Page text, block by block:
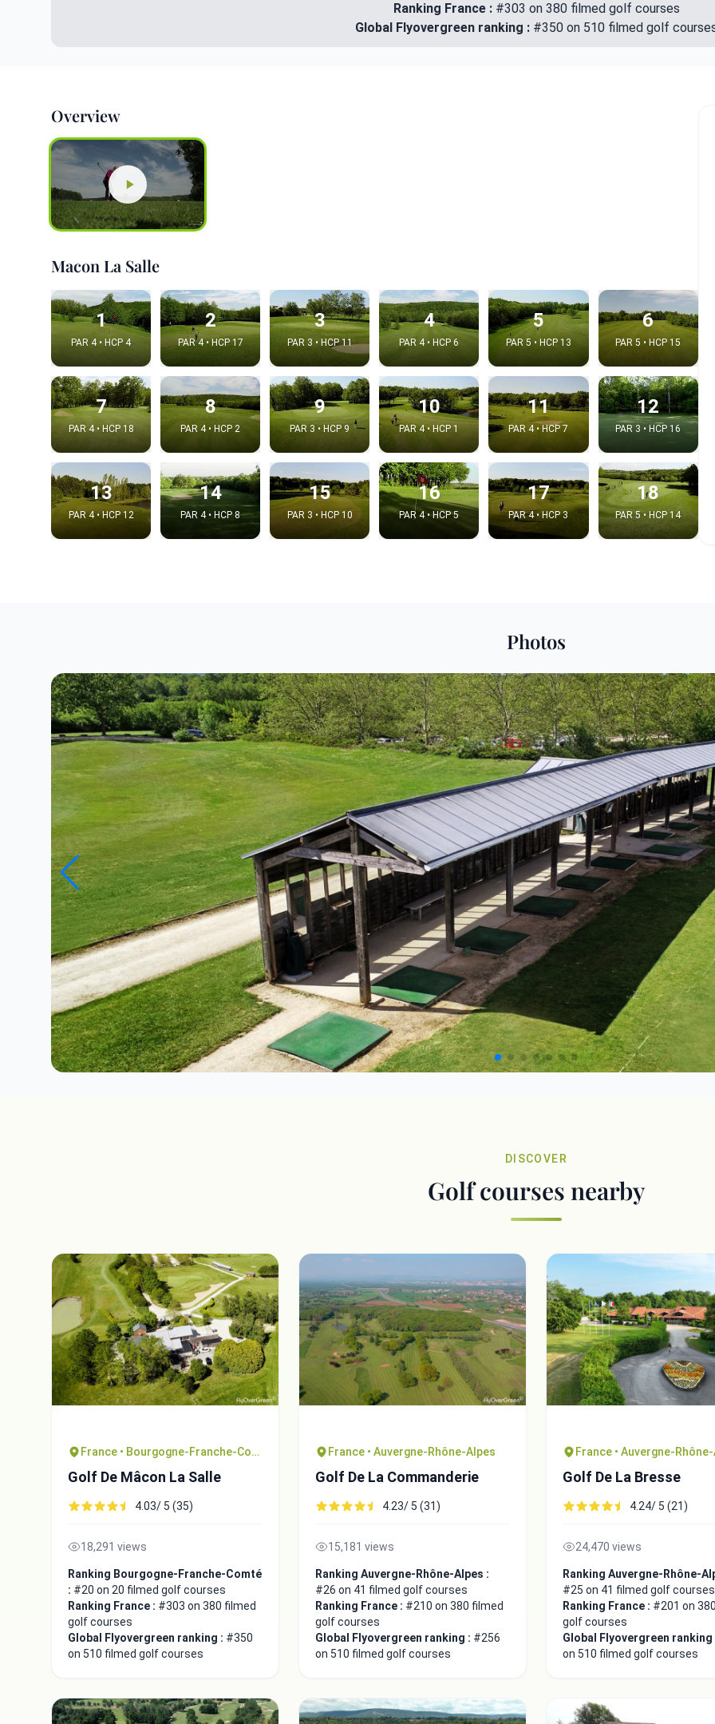
Ranking France : #303 on 380 filmed golf courses
Global Flyovergreen ranking : #350 on 510 filmed golf
Overview
Macon La Salle
1
PAR 4 • HCP 4
2
PAR 4 • HCP 17
3
PAR 3 • HCP 11
4
PAR 4 • HCP 6
5
PAR 5 • HCP 13
6
PAR 5 • HCP 15
7
PAR 4 • HCP 18
8
PAR 4 • HCP 2
9
PAR 3 • HCP 9
10
PAR 4 • HCP 1
11
PAR 4 • HCP 7
12
PAR 3 • HCP 16
13
PAR 4 • HCP 12
14
PAR 4 • HCP 8
15
PAR 3 • HCP 10
16
PAR 4 • HCP 5
17
PAR 4 • HCP 3
18
PAR 5 • HCP 14
Photos
DISCOVER
Golf courses nearby
France • Bourgogne-Franche-Comté
Golf De Mâcon La Salle
4.03/ 5 (35)
18,291 views
Ranking Bourgogne-Franche-Comté
: #20 on 20 filmed golf courses
Ranking France : #303 on 380 filmed
golf courses
Global Flyovergreen ranking : #350
on 510 filmed golf courses
France • Auvergne-Rhône-Alpes
Golf De La Commanderie
4.23/ 5 (31)
15,181 views
Ranking Auvergne-Rhône-Alpes :
#26 on 41 filmed golf courses
Ranking France : #210 on 380 filmed
golf courses
Global Flyovergreen ranking : #256
on 510 filmed golf courses
France • Auvergne-
Golf De La Bresse
4.24/ 5 (21)
24,470 views
Ranking Auvergne-Rhône-
#25 on 41 filmed golf courses
Ranking France : #201 on
golf courses
Global Flyovergreen ranking
on 510 filmed golf courses
Integrate video